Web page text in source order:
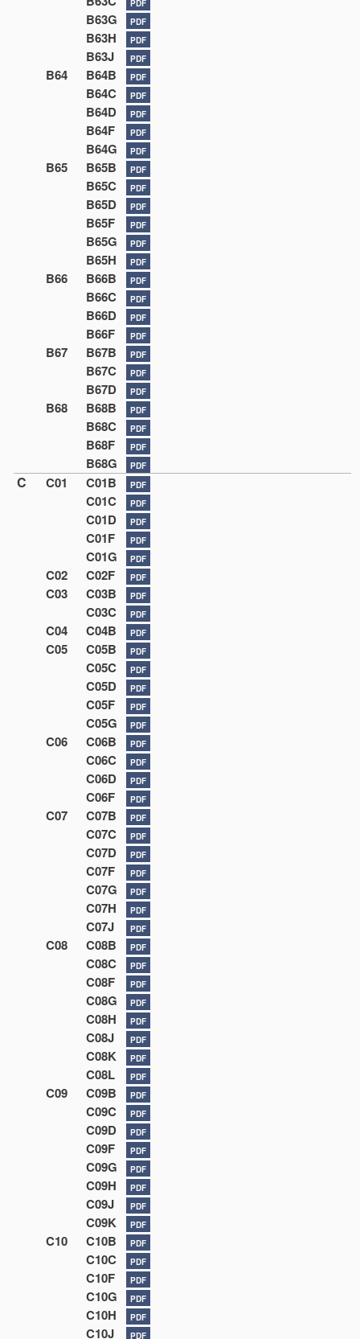
PDF
B63G PDF
B63H PDF
B63J PDF
B64 B64B PDF
B64C PDF
B64D PDF
B64F PDF
B64G PDF
B65 B65B PDF
B65C PDF
B65D PDF
B65F PDF
B65G PDF
B65H PDF
B66 B66B PDF
B66C PDF
B66D PDF
B66F PDF
B67 B67B PDF
B67C PDF
B67D PDF
B68 B68B PDF
B68C PDF
B68F PDF
B68G PDF
C C01 C01B PDF
C01C PDF
C01D PDF
C01F PDF
C01G PDF
C02 C02F PDF
C03 C03B PDF
C03C PDF
C04 C04B PDF
C05 C05B PDF
C05C PDF
C05D PDF
C05F PDF
C05G PDF
C06 C06B PDF
C06C PDF
C06D PDF
C06F PDF
C07 C07B PDF
C07C PDF
C07D PDF
C07F PDF
C07G PDF
C07H PDF
C07J PDF
C08 C08B PDF
C08C PDF
C08F PDF
C08G PDF
C08H PDF
C08J PDF
C08K PDF
C08L PDF
C09 C09B PDF
C09C PDF
C09D PDF
C09F PDF
C09G PDF
C09H PDF
C09J PDF
C09K PDF
C10 C10B PDF
C10C PDF
C10F PDF
C10G PDF
C10H PDF
C10J PDF